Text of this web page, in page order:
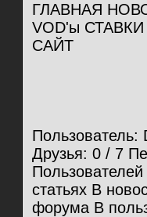
ГЛАВНАЯ
VOD'ы
САЙТ
Друзья: 0 / 7
статьях В
форума В